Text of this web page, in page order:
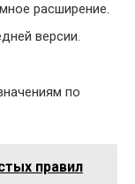
расширение.
версии.
по
правил